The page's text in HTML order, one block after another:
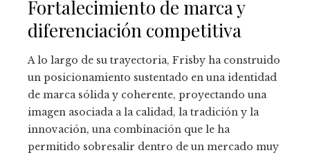
Fortalecimiento de marca y
diferenciación competitiva
A lo largo de su trayectoria, Frisby ha construido
un posicionamiento sustentado en una identidad
de marca sólida y coherente, proyectando una
imagen asociada a la calidad, la tradición y la
innovación, una combinación que le ha
permitido sobresalir dentro de un mercado muy